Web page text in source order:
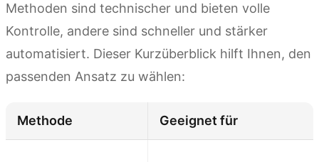
Methoden sind technischer und bieten volle
Kontrolle, andere sind schneller und stärker
automatisiert. Dieser Kurzüberblick hilft Ihnen, den
passenden Ansatz zu wählen:
Methode Geeignet für